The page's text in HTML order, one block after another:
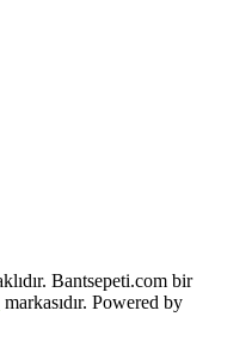
Bantsepeti.com bir
markasıdır. Powered by